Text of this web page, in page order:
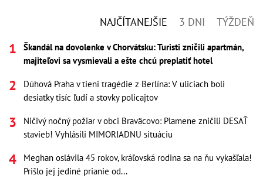
NAJČÍTANEJŠIE 3 DNI TÝŽDEŇ
Škandál na dovolenke v Chorvátsku: Turisti zničili apartmán,
majiteľovi sa vysmievali a ešte chcú preplatiť hotel
Dúhová Praha v tieni tragédie z Berlína: V uliciach boli
desiatky tisíc ľudí a stovky policajtov
Ničivý nočný požiar v obci Braväcovo: Plamene zničili DESAŤ
stavieb! Vyhlásili MIMORIADNU situáciu
Meghan oslávila 45 rokov, kráľovská rodina sa na ňu vykašľala!
Prišlo jej jediné prianie od...